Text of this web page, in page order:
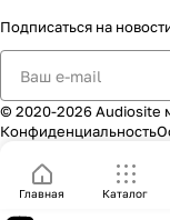
Продукция
базам,
аксессуары
практики.
комфорт,
удобство
Подписаться на
© 2020-2026 Audiosite
Конфиденциальность
Главная Каталог